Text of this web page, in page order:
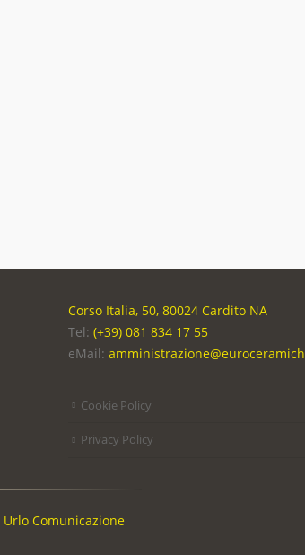
Corso Italia, 50, 80024 Cardito NA
Tel: (+39) 081 834 17 55
eMail:
Cookie Policy
Privacy Policy
Urlo Comunicazione